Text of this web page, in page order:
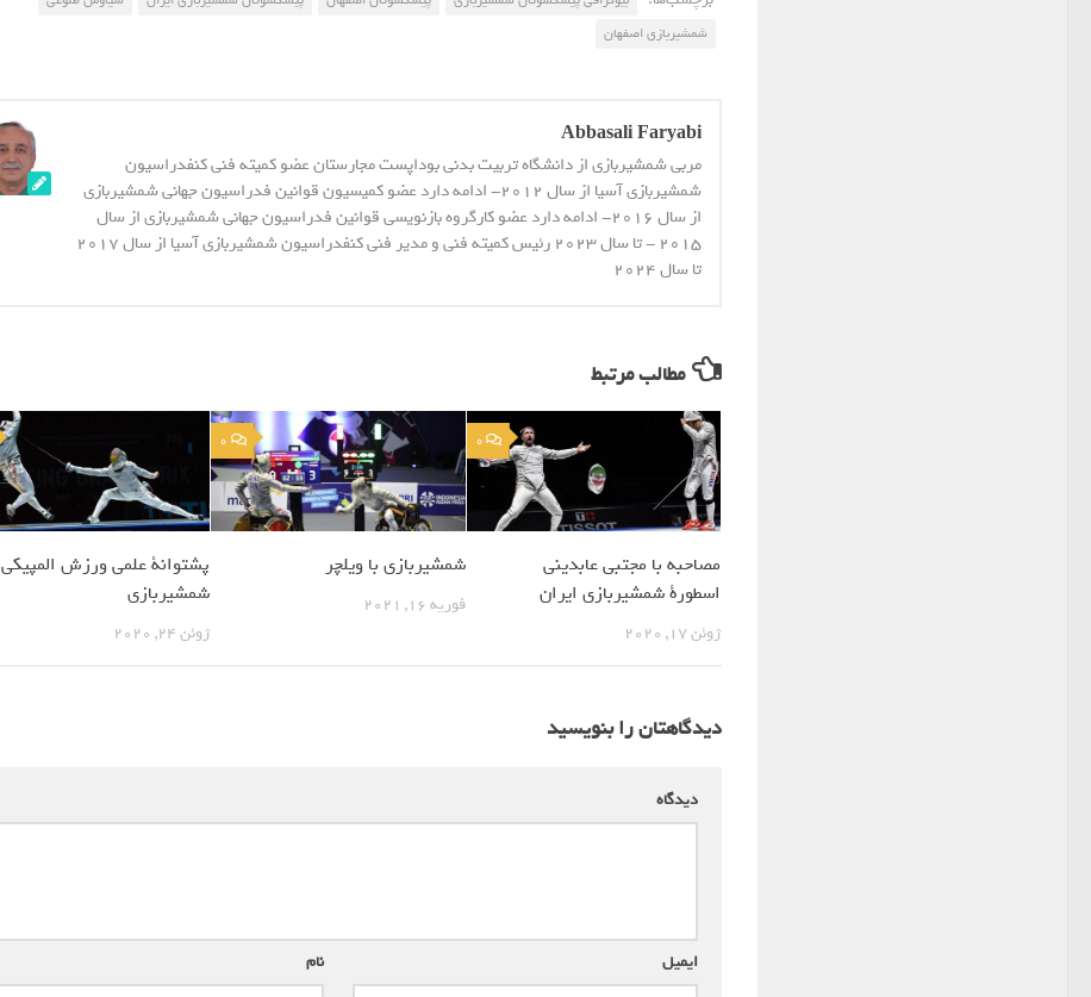
شمشیربازی اصفهان
Abbasali Faryabi
مربی شمشیربازی از دانشگاه تربیت بدنی بوداپست مجارستان عضو کمیته فنی کنفدراسیون
شمشیربازی آسیا از سال 2012- ادامه دارد عضو کمیسیون قوانین فدراسیون جهانی شمشیربازی
از سال 2016- ادامه دارد عضو کارگروه بازنویسی قوانین فدراسیون جهانی شمشیربازی از سال
2015 - تا سال 2023 رئیس کمیته فنی و مدیر فنی کنفدراسیون شمشیربازی آسیا از سال 2017
تا سال 2024
مطالب مرتبط
0
مصاحبه با مجتبی عابدینی
اسطورة شمشیربازی ایران
ژوئن 17, 2020
0
شمشیربازی با ویلچر
فوریه 16, 2021
پشتوانة علمی ورزش المپیکی
شمشیربازی
ژوئن 24, 2020
دیدگاهتان را بنویسید
دیدگاه
نام ایمیل